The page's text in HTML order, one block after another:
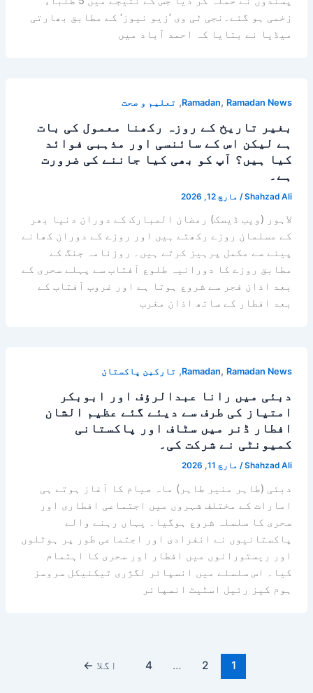
زخمی ہو گئے۔نجی ٹی وی ’زیو نیوز‘ کے مطابق بھارتی
میڈیا نے بتایا کہ احمد آباد میں
Ramadan, Ramadan News
, تعلیم و صحت
بغیر تاریخ کے روزہ رکھنا معمول کی بات
ہے لیکن اس کے سائنسی اور مذہبی فوائد
کیا ہیں؟ آپ کو بھی کیا جاننے کی ضرورت
ہے۔
Shahzad Ali
/ مارچ 12, 2026
لاہور (ویب ڈیسک) رمضان المبارک کے دوران دنیا بھر
کے مسلمان روزے رکھتے ہیں اور روزے کے دوران کھانے
پینے سے مکمل پرہیز کرتے ہیں۔ روزنامہ جنگ کے
مطابق روزے کا دورانیہ طلوع آفتاب سے پہلے سحری کے
بعد اذان فجر سے شروع ہوتا ہے اور غروب آفتاب کے
بعد افطار کے ساتھ اذان مغرب
Ramadan, Ramadan News
, تارکین پاکستان
دبئی میں رانا عبدالرؤف اور ابوبکر
امتیاز کی طرف سے دیئے گئے عظیم الشان
افطار ڈنر میں سٹاف اور پاکستانی
کمیونٹی نے شرکت کی۔
Shahzad Ali
/ مارچ 11, 2026
دبئی (طاہر منیر طاہر) ماہ صیام کا آغاز ہوتے ہی
امارات کے مختلف شہروں میں اجتماعی افطاری اور
سحری کا سلسلہ شروع ہوگیا۔ یہاں رہنے والے
پاکستانیوں نے انفرادی اور اجتماعی طور پر ہوٹلوں
اور ریستورانوں میں افطار اور سحری کا اہتمام
کیا۔ اس سلسلے میں انسپائر لگژری ٹیکنیکل سروسز
ہوم کیز رئیل اسٹیٹ انسپائر
1
2
…
4 اگلا ←